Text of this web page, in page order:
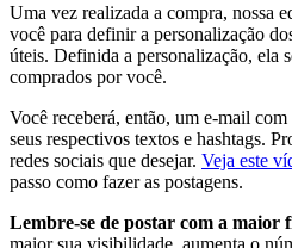
Uma vez realizada a compra, nossa
você para definir a personalização
úteis. Definida a personalização, ela
comprados por você.
Você receberá, então, um e-mail
seus respectivos textos e hashtags.
redes sociais que desejar. Veja este
passo como fazer as postagens.
Lembre-se de postar com a maior
maior sua visibilidade, aumenta o